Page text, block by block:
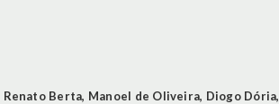
Renato Berta, Manoel de Oliveira, Diogo Dória,